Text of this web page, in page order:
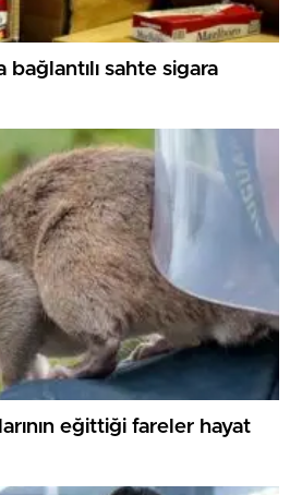
sahte sigara
eğittiği fareler hayat